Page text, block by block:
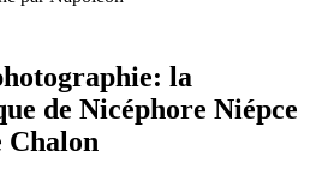
la
de Nicéphore Niépce
Chalon